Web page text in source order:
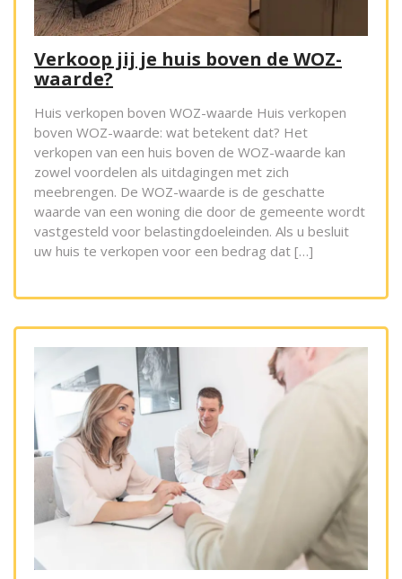
Verkoop jij je huis boven de WOZ-
waarde?
Huis verkopen boven WOZ-waarde Huis verkopen
boven WOZ-waarde: wat betekent dat? Het
verkopen van een huis boven de WOZ-waarde kan
zowel voordelen als uitdagingen met zich
meebrengen. De WOZ-waarde is de geschatte
waarde van een woning die door de gemeente wordt
vastgesteld voor belastingdoeleinden. Als u besluit
uw huis te verkopen voor een bedrag dat […]